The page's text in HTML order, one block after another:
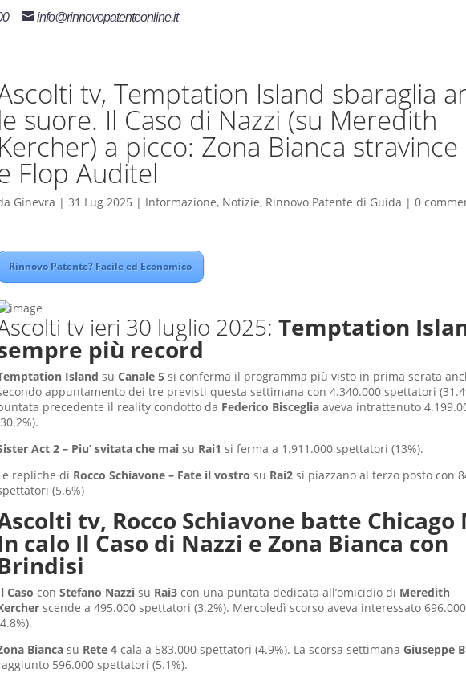
info@rinnovopatenteonline.it
tv, Temptation Island sbaraglia
le suore. Il Caso di Nazzi (su Meredith
Kercher) a picco: Zona Bianca stravince
Flop Auditel
Ginevra | 31 Lug 2025 | Informazione, Notizie, Rinnovo Patente di Guida | 0
Rinnovo Patente? Facile ed Economico
tv ieri 30 luglio 2025: Temptation
più record
Island su Canale 5 si conferma il programma più visto in prima serata
appuntamento dei tre previsti questa settimana con 4.340.000 spettatori
precedente il reality condotto da Federico Biscegliaaveva intrattenuto
Act 2 – Piu’ svitata che mai su Rai1 si ferma a 1.911.000 spettatori (13%).
repliche di Rocco Schiavone – Fate il vostro su Rai2si piazzano al terzo posto con
(5.6%)
tv, Rocco Schiavone batte Chicago
calo Il Caso di Nazzi e Zona Bianca con
Caso con Stefano Nazzisu Rai3con una puntata dedicata all’omicidio di Meredith
scende a 495.000 spettatori (3.2%). Mercoledì scorso aveva interessato
Biancasu Rete 4cala a 583.000 spettatori (4.9%). La scorsa settimana Giuseppe
596.000 spettatori (5.1%).